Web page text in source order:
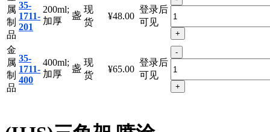
金
属
制
品
35-
1711-
200ml;
现
登录后
-
+
金
属
制
35-
1711-
400ml;
现
登录后
-
+